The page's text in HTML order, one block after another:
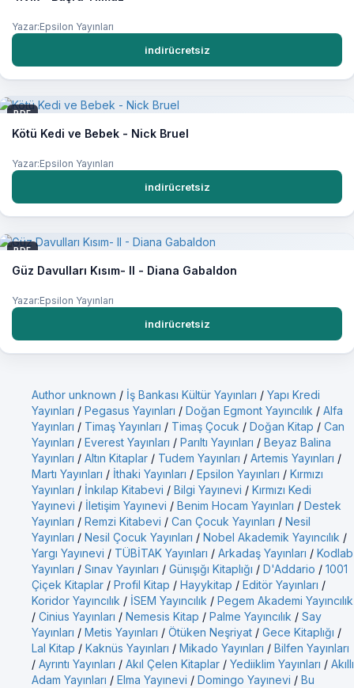
Yazar:Epsilon Yayınları
indirücretsiz
PDF
Kötü Kedi ve Bebek - Nick Bruel
Yazar:Epsilon Yayınları
indirücretsiz
PDF
Güz Davulları Kısım- II - Diana Gabaldon
Yazar:Epsilon Yayınları
indirücretsiz
Author unknown / İş Bankası Kültür Yayınları / Yapı Kredi
Yayınları / Pegasus Yayınları / Doğan Egmont Yayıncılık / Alfa
Yayınları / Timaş Yayınları / Timaş Çocuk / Doğan Kitap / Can
Yayınları / Everest Yayınları / Parıltı Yayınları / Beyaz Balina
Yayınları / Altın Kitaplar / Tudem Yayınları / Artemis Yayınları /
Martı Yayınları / İthaki Yayınları / Epsilon Yayınları / Kırmızı
Yayınları / İnkılap Kitabevi / Bilgi Yayınevi / Kırmızı Kedi
Yayınevi / İletişim Yayınevi / Benim Hocam Yayınları / Destek
Yayınları / Remzi Kitabevi / Can Çocuk Yayınları / Nesil
Yayınları / Nesil Çocuk Yayınları / Nobel Akademik Yayıncılık /
Yargı Yayınevi / TÜBİTAK Yayınları / Arkadaş Yayınları / Kodlab
Yayınları / Sınav Yayınları / Günışığı Kitaplığı / D'Addario / 1001
Çiçek Kitaplar / Profil Kitap / Hayykitap / Editör Yayınları /
Koridor Yayıncılık / İSEM Yayıncılık / Pegem Akademi Yayıncılık
/ Cinius Yayınları / Nemesis Kitap / Palme Yayıncılık / Say
Yayınları / Metis Yayınları / Ötüken Neşriyat / Gece Kitaplığı /
Lal Kitap / Kaknüs Yayınları / Mikado Yayınları / Bilfen Yayınları
/ Ayrıntı Yayınları / Akıl Çelen Kitaplar / Yediiklim Yayınları / Akıllı
Adam Yayınları / Elma Yayınevi / Domingo Yayınevi / Bu